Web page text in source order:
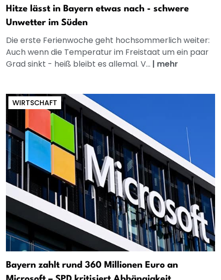
Hitze lässt in Bayern etwas nach - schwere
Unwetter im Süden
Die erste Ferienwoche geht hochsommerlich weiter:
Auch wenn die Temperatur im Freistaat um ein paar
Grad sinkt - heiß bleibt es allemal. V... | mehr
WIRTSCHAFT
Bayern zahlt rund 360 Millionen Euro an